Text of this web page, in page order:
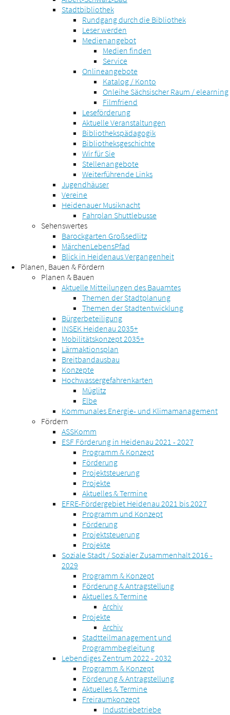
Stadtbibliothek
Rundgang durch die Bibliothek
Leser werden
Medienangebot
Medien finden
Service
Onlineangebote
Katalog / Konto
Onleihe Sächsischer Raum / elearning
Filmfriend
Leseförderung
Aktuelle Veranstaltungen
Bibliothekspädagogik
Bibliotheksgeschichte
Wir für Sie
Stellenangebote
Weiterführende Links
Jugendhäuser
Vereine
Heidenauer Musiknacht
Fahrplan Shuttlebusse
Sehenswertes
Barockgarten Großsedlitz
MärchenLebensPfad
Blick in Heidenaus Vergangenheit
Planen, Bauen & Fördern
Planen & Bauen
Aktuelle Mitteilungen des Bauamtes
Themen der Stadtplanung
Themen der Stadtentwicklung
Bürgerbeteiligung
INSEK Heidenau 2035+
Mobilitätskonzept 2035+
Lärmaktionsplan
Breitbandausbau
Konzepte
Hochwassergefahrenkarten
Müglitz
Elbe
Kommunales Energie- und Klimamanagement
Fördern
ASSKomm
ESF Förderung in Heidenau 2021 - 2027
Programm & Konzept
Förderung
Projektsteuerung
Projekte
Aktuelles & Termine
EFRE-Fördergebiet Heidenau 2021 bis 2027
Programm und Konzept
Förderung
Projektsteuerung
Projekte
Soziale Stadt / Sozialer Zusammenhalt 2016 -
2029
Programm & Konzept
Förderung & Antragstellung
Aktuelles & Termine
Archiv
Projekte
Archiv
Stadtteilmanagement und
Programmbegleitung
Lebendiges Zentrum 2022 - 2032
Programm & Konzept
Förderung & Antragstellung
Aktuelles & Termine
Freiraumkonzept
Industriebetriebe